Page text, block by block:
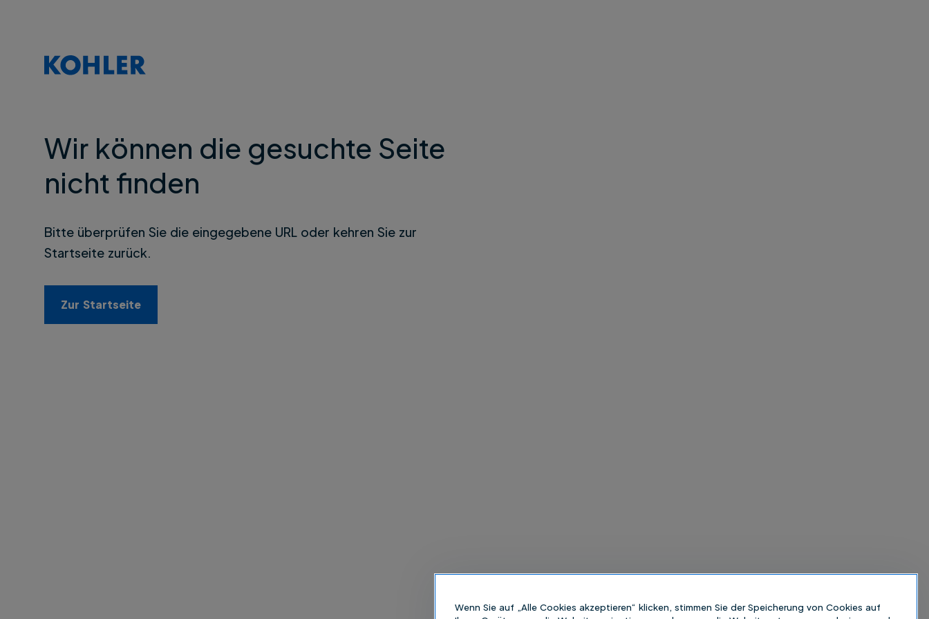
Wir können die gesuchte Seite
nicht finden
Bitte überprüfen Sie die eingegebene URL oder kehren Sie zur
Startseite zurück.
Zur Startseite
Wenn Sie auf „Alle Cookies akzeptieren“ klicken, stimmen Sie der Speicherung von Cookies auf